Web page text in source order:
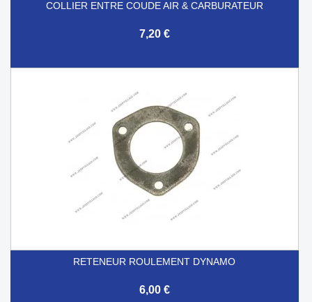
COLLIER ENTRE COUDE AIR & CARBURATEUR
7,20 €
RETENEUR ROULEMENT DYNAMO
6,00 €